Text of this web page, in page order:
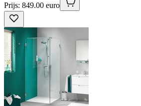
Prijs: 849.00 euro